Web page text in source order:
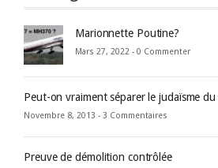
Marionnette Poutine?
Mars 27, 2022 - 0 Commenter
Peut-on vraiment séparer le judaïsme du
Novembre 8, 2013 - 3 Commentaires
Preuve de démolition contrôlée